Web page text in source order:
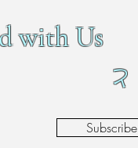
with Us
と
Subscribe